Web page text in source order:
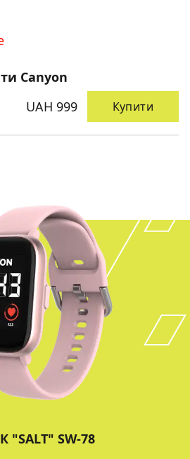
Canyon
UAH 999
Купити
SW-78